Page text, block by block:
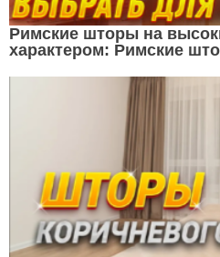
Римские шторы на
характером: Римские